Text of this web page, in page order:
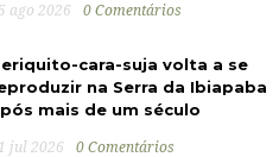
ago 2026 0 Comentários
cara-suja volta a se
na Serra da Ibiapaba
mais de um século
jul 2026 0 Comentários